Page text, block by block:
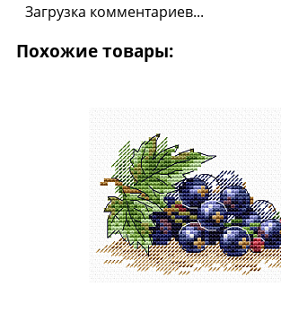
Загрузка комментариев...
Похожие товары: